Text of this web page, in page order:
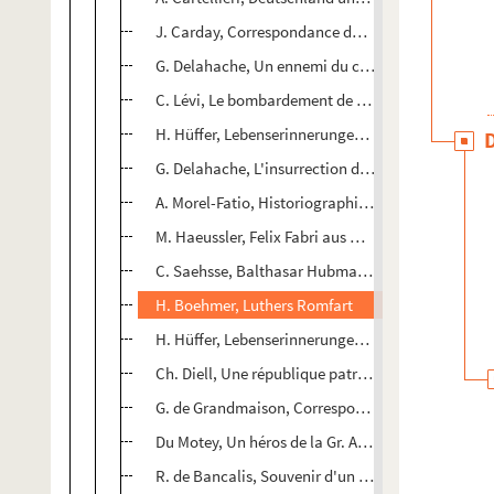
J. Carday, Correspondance du maréchal de
G. Delahache, Un ennemi du cardinal Collier
C. Lévi, Le bombardement de Lichtenberg en 1870
H. Hüffer, Lebenserinnerungen, (?)
G. Delahache, L'insurrection de Strasbourg en 1836
A. Morel-Fatio, Historiographie de Charles-Quint,
M. Haeussler, Felix Fabri aus Ulm
C. Saehsse, Balthasar Hubmain als Theologe
H. Boehmer, Luthers Romfart
H. Hüffer, Lebenserinnerungen (Rev. de l'hist. des
Ch. Diell, Une république patricienne, Venise
G. de Grandmaison, Correspondance du comte de
Du Motey, Un héros de la Gr. Armée, Hulot de
R. de Bancalis, Souvenir d'un annexé